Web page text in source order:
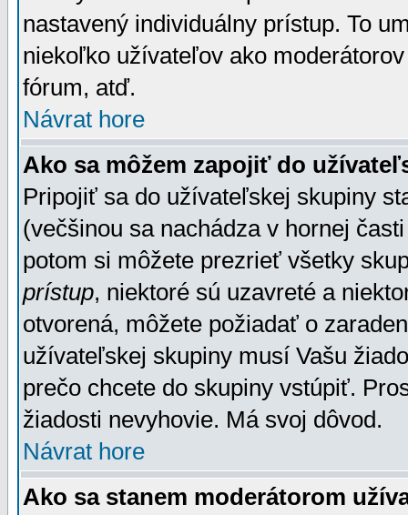
nastavený individuálny prístup. To
niekoľko užívateľov ako
fórum, atď.
Návrat hore
Ako sa môžem zapojiť do
Pripojiť sa do užívateľskej skupiny
(večšinou sa nachádza v hornej
potom si môžete prezrieť všetky
prístup, niektoré sú uzavreté a
otvorená, môžete požiadať o
užívateľskej skupiny musí Vašu
prečo chcete do skupiny vstúpiť.
žiadosti nevyhovie. Má svoj dôvod.
Návrat hore
Ako sa stanem moderátorom